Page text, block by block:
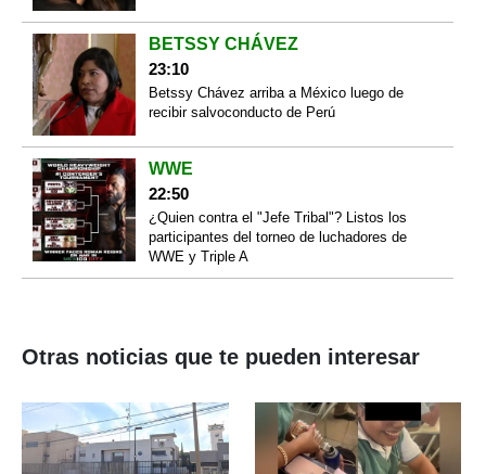
BETSSY CHÁVEZ
23:10
Betssy Chávez arriba a México luego de
recibir salvoconducto de Perú
WWE
22:50
¿Quien contra el "Jefe Tribal"? Listos los
participantes del torneo de luchadores de
WWE y Triple A
Otras noticias que te pueden interesar